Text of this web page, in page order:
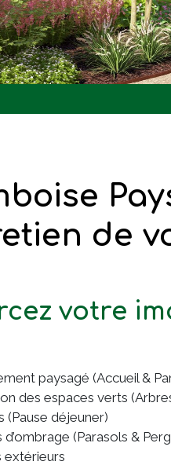
de
votre
paysagé (Accueil &
des espaces verts
(Pause déjeuner)
(Parasols &
extérieurs